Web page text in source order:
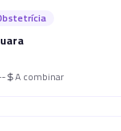
A combinar